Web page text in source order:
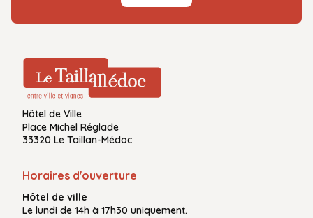
Hôtel de Ville
Place Michel Réglade
33320 Le Taillan-Médoc
Horaires d'ouverture
Hôtel de ville
Le lundi de 14h à 17h30 uniquement.